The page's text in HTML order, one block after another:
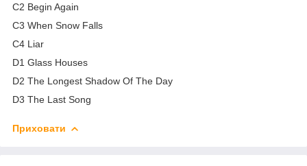
C2 Begin Again
C3 When Snow Falls
C4 Liar
D1 Glass Houses
D2 The Longest Shadow Of The Day
D3 The Last Song
Приховати